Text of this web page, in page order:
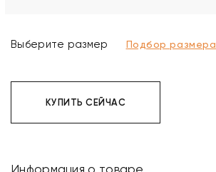
Выберите размер Подбор размера
КУПИТЬ СЕЙЧАС
Информация о товаре